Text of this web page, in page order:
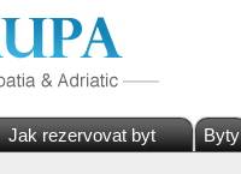
Jak rezervovat byt Byty